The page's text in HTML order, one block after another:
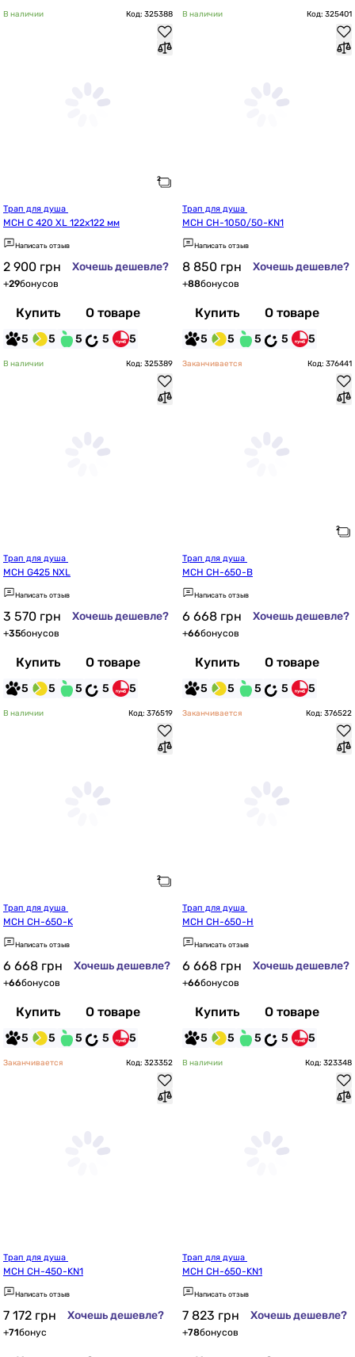
В наличии Код: 325388
MCH C 420 XL 122x122 мм
Написать отзыв
2 900 грн Хочешь дешевле?
+29бонусов
Купить О товаре
5 5 5 5 5
В наличии Код: 325401
MCH CH-1050/50-KN1
Написать отзыв
8 850 грн Хочешь дешевле?
+88бонусов
Купить О товаре
5 5 5 5 5
В наличии Код: 325389
MCH G425 NXL
Написать отзыв
3 570 грн Хочешь дешевле?
+35бонусов
Купить О товаре
5 5 5 5 5
Заканчивается Код: 376441
MCH CH-650-B
Написать отзыв
6 668 грн Хочешь дешевле?
+66бонусов
Купить О товаре
5 5 5 5 5
В наличии Код: 376519
MCH CH-650-K
Написать отзыв
6 668 грн Хочешь дешевле?
+66бонусов
Купить О товаре
5 5 5 5 5
Заканчивается Код: 376522
MCH CH-650-H
Написать отзыв
6 668 грн Хочешь дешевле?
+66бонусов
Купить О товаре
5 5 5 5 5
Заканчивается Код: 323352
MCH CH-450-KN1
Написать отзыв
7 172 грн Хочешь дешевле?
+71бонус
В наличии Код: 323348
MCH CH-650-KN1
Написать отзыв
7 823 грн Хочешь дешевле?
+78бонусов